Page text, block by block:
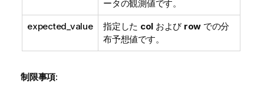
ータの観測値です。
expected_value 指定した col および row での分
布予想値です。
制限事項: